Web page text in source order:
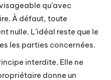
qu’avec
À défaut, toute
nulle. L’idéal reste que le
les parties concernées.
interdite. Elle ne
donne un